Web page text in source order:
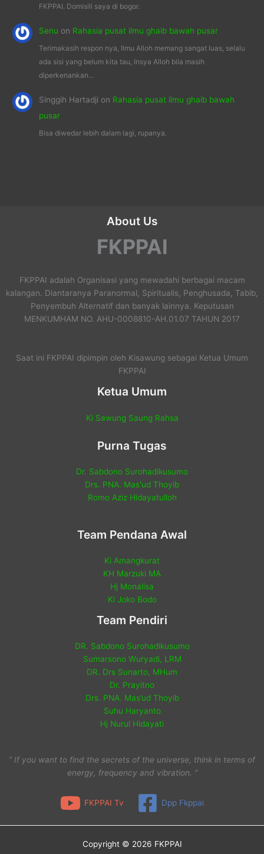
FKPPAI. Domisili saya di bogor.
Senu on Rahasia pusat ilmu ghaib bawah pusar
Terimakasih respon nya, Ilmu Alloh memang sangat luas, selalu
ada sisi yang belum kita tau, Insya Alloh bila masih
diperkenankan…
Singgih Hartadjion Rahasia pusat ilmu ghaib bawah
pusar
Bisa diwedar lebih dalam lagi, rupanya.
About Us
FKPPAI
FKPPAI adalah Organisasi yang mewadahi berbagai macam
kalangan. Diantaranya Paranormal, Spiritualis, Penghusada, Tabib,
Penyembuh Alternatif dan banyak lainnya. Keputusan
MENKUMHAM NO. AHU-0008810-AH.01.07 TAHUN 2017
Saat ini FKPPAI dipimpin oleh Kisawung sebagai Ketua Umum
FKPPAI
Ketua Umum
Ki Sawung Saung Rahsa
Purna Tugas
Dr. Sabdono Surohadikusumo
Drs. PNA. Mas'ud Thoyib
Romo Aziz Hidayatulloh
Team Pendana Awal
Ki Amangkurat
KH Marzuki MA
Hj Monalisa
Ki Joko Bodo
Team Pendiri
DR. Sabdono Surohadikusumo
Sumarsono Wuryadi, LRM
DR. Drs Sunarto, MHum
Dr. Prayitno
Drs. PNA. Mas’ud Thoyib
Suhu Haryanto
Hj Nurul Hidayati
“ If you want to find the secrets of the universe, think in terms of
energy, frequency and vibration. ”
FKPPAI Tv Dpp Fkppai
Copyright © 2026 FKPPAI